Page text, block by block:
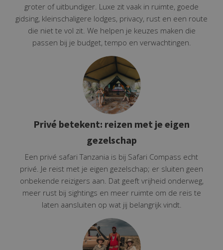
groter of uitbundiger. Luxe zit vaak in ruimte, goede
gidsing, kleinschaligere lodges, privacy, rust en een route
die niet te vol zit. We helpen je keuzes maken die
passen bij je budget, tempo en verwachtingen.
Privé betekent: reizen met je eigen
gezelschap
Een privé safari Tanzania is bij Safari Compass echt
privé. Je reist met je eigen gezelschap; er sluiten geen
onbekende reizigers aan. Dat geeft vrijheid onderweg,
meer rust bij sightings en meer ruimte om de reis te
laten aansluiten op wat jij belangrijk vindt.